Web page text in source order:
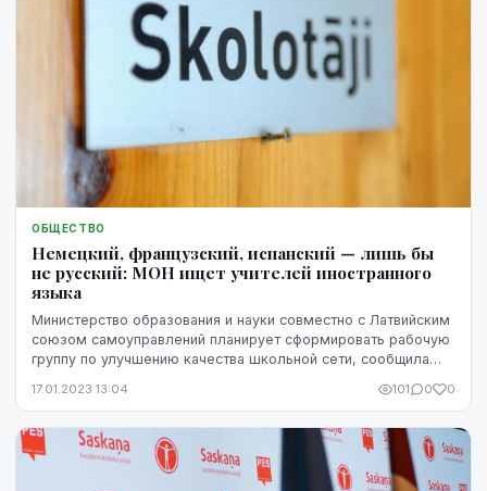
ОБЩЕСТВО
Немецкий, французский, испанский — лишь бы
не русский: МОН ищет учителей иностранного
языка
Министерство образования и науки совместно с Латвийским
союзом самоуправлений планирует сформировать рабочую
группу по улучшению качества школьной сети, сообщила
17.01.2023 13:04 101 0 0